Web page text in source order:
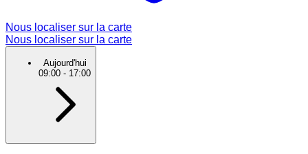
Nous localiser sur la carte
Nous localiser sur la carte
Aujourd'hui
09:00 - 17:00